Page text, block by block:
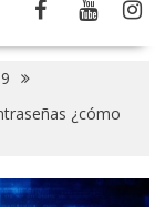
9
¿cómo